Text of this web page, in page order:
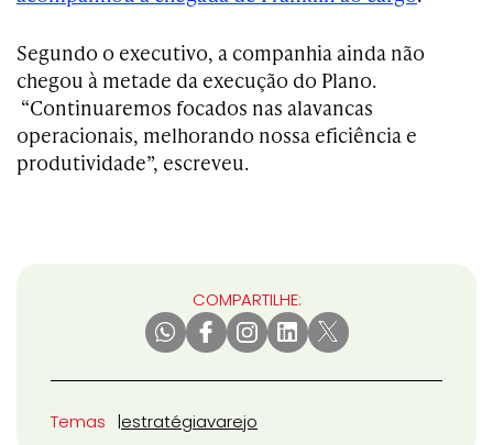
Segundo o executivo, a companhia ainda não
chegou à metade da execução do Plano.
“Continuaremos focados nas alavancas
operacionais, melhorando nossa eficiência e
produtividade”, escreveu.
COMPARTILHE:
Temas estratégiavarejo